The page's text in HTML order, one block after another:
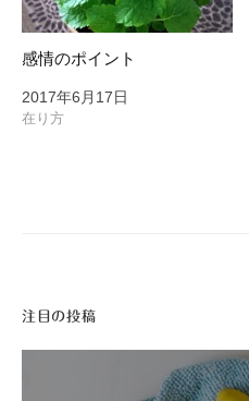
感情のポイント
2017年6月17日
在り方
注目の投稿